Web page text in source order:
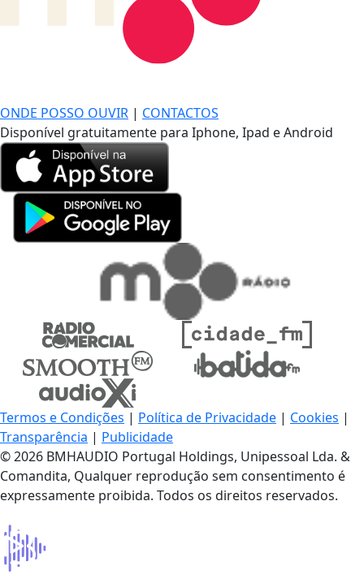
ONDE POSSO OUVIR | CONTACTOS
Disponível gratuitamente para Iphone, Ipad e Android
Termos e Condições | Política de Privacidade | Cookies |
Transparência | Publicidade
© 2026 BMHAUDIO Portugal Holdings, Unipessoal Lda. &
Comandita, Qualquer reprodução sem consentimento é
expressamente proibida. Todos os direitos reservados.